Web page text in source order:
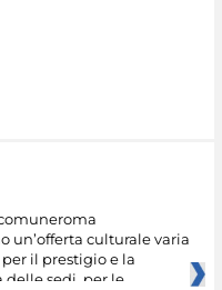
un’offerta culturale varia
il prestigio e la
delle sedi, per le